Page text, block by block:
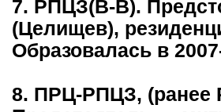
7. РПЦЗ(В-В).
(Целищев),
Образовалась в
8. ПРЦ-РПЦЗ,